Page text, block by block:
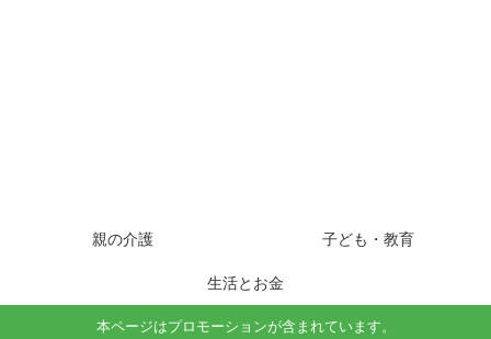
親の介護 子ども・教育
生活とお金
本ページはプロモーションが含まれています。